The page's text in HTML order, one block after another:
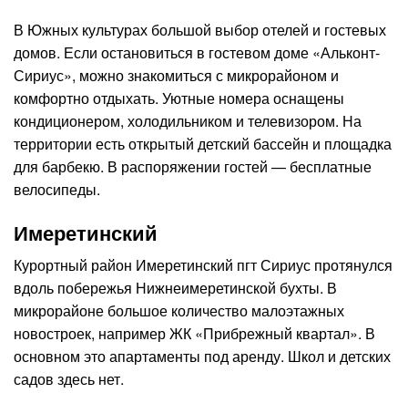
В Южных культурах большой выбор отелей и гостевых
домов. Если остановиться в гостевом доме «Альконт-
Сириус», можно знакомиться с микрорайоном и
комфортно отдыхать. Уютные номера оснащены
кондиционером, холодильником и телевизором. На
территории есть открытый детский бассейн и площадка
для барбекю. В распоряжении гостей — бесплатные
велосипеды.
Имеретинский
Курортный район Имеретинский пгт Сириус протянулся
вдоль побережья Нижнеимеретинской бухты. В
микрорайоне большое количество малоэтажных
новостроек, например ЖК «Прибрежный квартал». В
основном это апартаменты под аренду. Школ и детских
садов здесь нет.